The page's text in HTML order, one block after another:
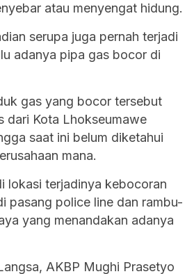
atau menyengat hidung.
serupa juga pernah terjadi
adanya pipa gas bocor di
gas yang bocor tersebut
dari Kota Lhokseumawe
saat ini belum diketahui
mana.
lokasi terjadinya kebocoran
pasang police line dan rambu-
yang menandakan adanya
AKBP Mughi Prasetyo